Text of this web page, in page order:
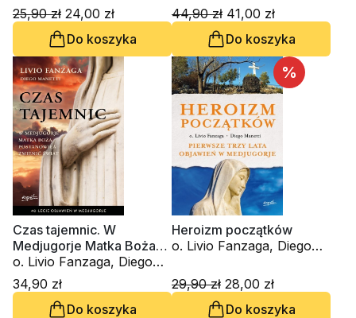
25,90 zł 24,00 zł
Do koszyka
44,90 zł 41,00 zł
Do koszyka
Czas tajemnic. W
Medjugorje Matka Boża
postanowiła zmienić świat
o. Livio Fanzaga, Diego
Manetti
34,90 zł
Do koszyka
%
Heroizm początków
o. Livio Fanzaga, Diego
29,90 zł 28,00 zł
Do koszyka